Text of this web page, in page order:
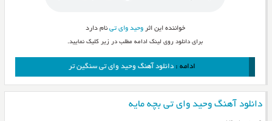
خواننده این اثروحید وای تی نام دارد
برای دانلود روی لینک ادامه مطلب در زیر کلیک نمایید.
ادامه : دانلود آهنگ وحید وای تی سنگین تر
دانلود آهنگ وحید وای تی بچه مایه